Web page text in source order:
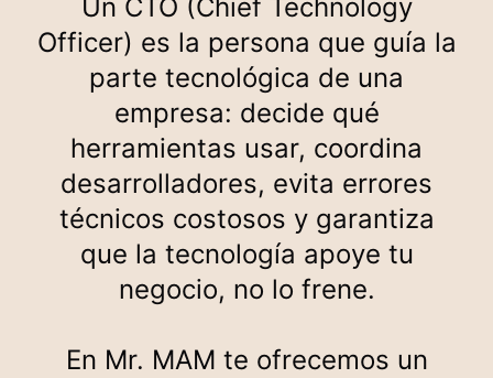
Un CTO (Chief Technology
Officer) es la persona que guía la
parte tecnológica de una
empresa: decide qué
herramientas usar, coordina
desarrolladores, evita errores
técnicos costosos y garantiza
que la tecnología apoye tu
negocio, no lo frene.
En Mr. MAM te ofrecemos un